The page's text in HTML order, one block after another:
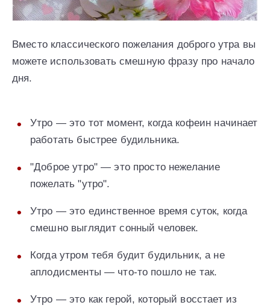
Вместо классического пожелания доброго утра вы
можете использовать смешную фразу про начало
дня.
Утро — это тот момент, когда кофеин начинает
работать быстрее будильника.
"Доброе утро" — это просто нежелание
пожелать "утро".
Утро — это единственное время суток, когда
смешно выглядит сонный человек.
Когда утром тебя будит будильник, а не
аплодисменты — что-то пошло не так.
Утро — это как герой, который восстает из